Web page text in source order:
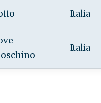
Italia
Italia